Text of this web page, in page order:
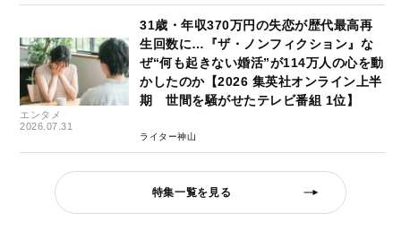
エンタメ
2026.07.31
31歳・年収370万円の失恋が歴代最高再
生回数に…『ザ・ノンフィクション』な
ぜ“何も起きない婚活”が114万人の心を動
かしたのか【2026 集英社オンライン上半
期 世間を騒がせたテレビ番組 1位】
ライター神山
特集一覧を見る